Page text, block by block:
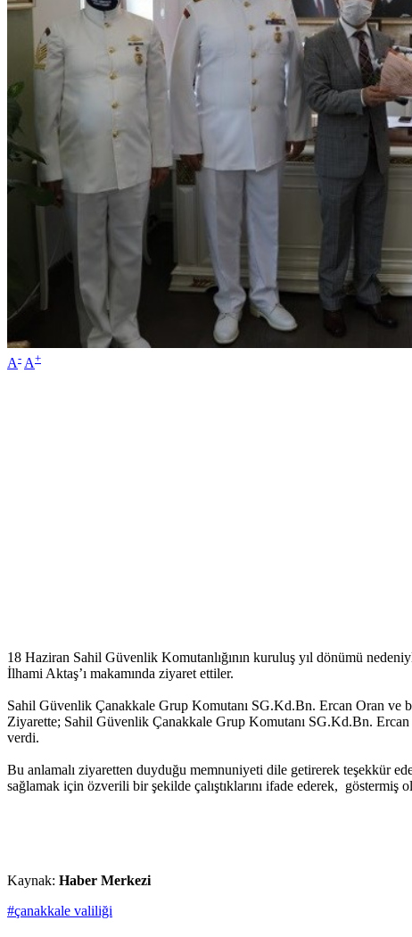
A- A+
18 Haziran Sahil Güvenlik Komutanlığının kuruluş yıl dönümü
İlhami Aktaş’ı makamında ziyaret ettiler.
Sahil Güvenlik Çanakkale Grup Komutanı SG.Kd.Bn. Ercan Oran ve
Ziyarette; Sahil Güvenlik Çanakkale Grup Komutanı SG.Kd.Bn.
verdi.
Bu anlamalı ziyaretten duyduğu memnuniyeti dile getirerek teşekkür
sağlamak için özverili bir şekilde çalıştıklarını ifade ederek, göstermiş
Kaynak: Haber Merkezi
#çanakkale valiliği